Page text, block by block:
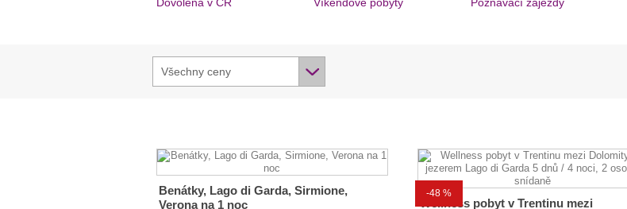
Všechny ceny
Benátky, Lago di Garda, Sirmione,
Verona na 1 noc
-48 %
Wellness pobyt v Trentinu mezi